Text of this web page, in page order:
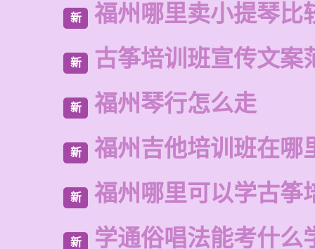
新 福州哪里卖小提琴比
新 古筝培训班宣传文案
新 福州琴行怎么走
新 福州吉他培训班在哪
新 福州哪里可以学古筝
新 学通俗唱法能考什么